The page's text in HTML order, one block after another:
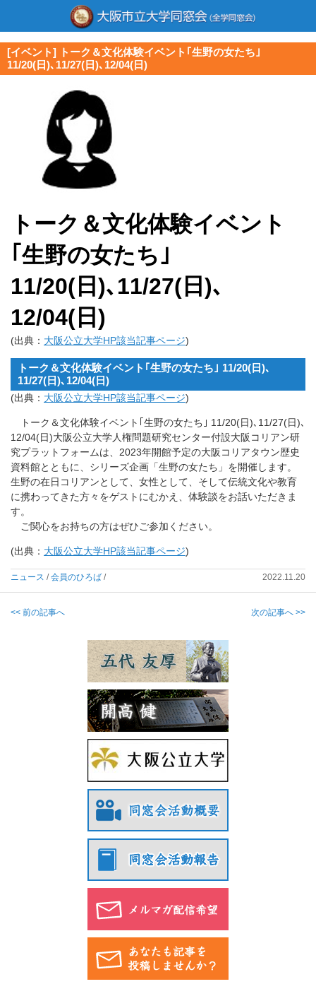
[イベント] トーク＆文化体験イベント｢生野の女たち｣
11/20(日)､11/27(日)､12/04(日)
トーク＆文化体験イベント
｢生野の女たち｣
11/20(日)､11/27(日)､
12/04(日)
(出典： 大阪公立大学HP該当記事ページ)
トーク＆文化体験イベント｢生野の女たち｣ 11/20(日)､
11/27(日)､12/04(日)
(出典： 大阪公立大学HP該当記事ページ)
トーク＆文化体験イベント｢生野の女たち｣ 11/20(日)､11/27(日)､
12/04(日)大阪公立大学人権問題研究センター付設大阪コリアン研
究プラットフォームは、2023年開館予定の大阪コリアタウン歴史
資料館とともに、シリーズ企画「生野の女たち」を開催します。
生野の在日コリアンとして、女性として、そして伝統文化や教育
に携わってきた方々をゲストにむかえ、体験談をお話いただきま
す。
ご関心をお持ちの方はぜひご参加ください。
(出典： 大阪公立大学HP該当記事ページ)
ニュース /会員のひろば / 2022.11.20
<< 前の記事へ 次の記事へ >>